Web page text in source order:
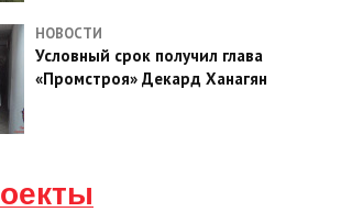
НОВОСТИ
Условный срок получил глава
«Промстроя» Декард Ханагян